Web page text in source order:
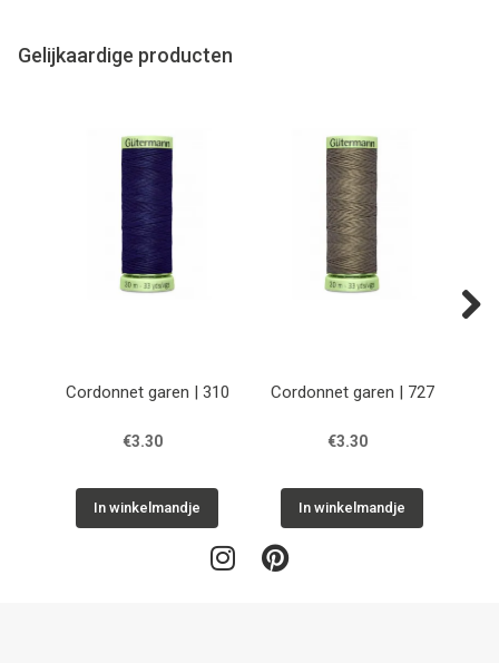
Gelijkaardige producten
Cordonnet garen | 310
€3.30
In winkelmandje
Cordonnet garen | 727
€3.30
In winkelmandje